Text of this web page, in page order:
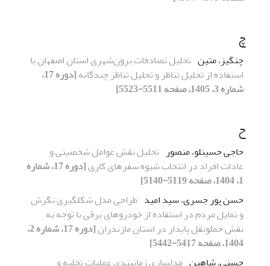
چ
چنگیز، متین تحلیل تصادفات برون‌شهری استان اصفهان با
استفاده از تحلیل تناظر و تحلیل تناظر چندگانه
[دوره 17،
شماره 3، 1405، صفحه 5511-5523]
ح
حاجی حسینلو، منصور تحلیل نقش عوامل شخصیتی و
عادات افراد در انتخاب شیوه سفرهای کاری
[دوره 17، شماره
1، 1404، صفحه 5119-5140]
حسن پور جسری، سید امید طراحی مدل شکل­گیری نگرش
و تمایل مردم در استفاده از خودروهای برقی با توجه به
نقش حمل­و­نقل پایدار در استان مازندران
[دوره 17، شماره 2،
1404، صفحه 5417-5442]
حسنی، شاهین مدل­سازی زمان­بندی عملیات تخلیه و